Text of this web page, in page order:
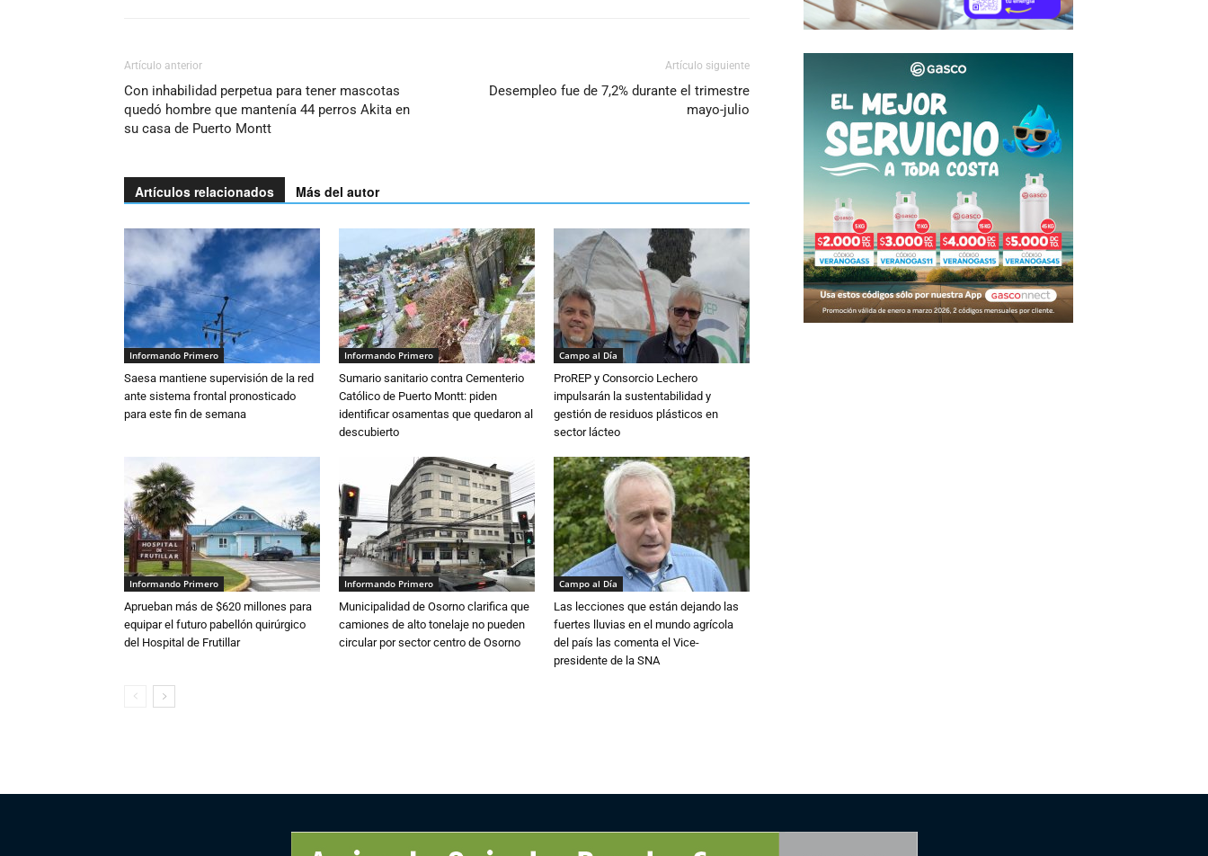
Artículo anterior
Con inhabilidad perpetua para tener mascotas
quedó hombre que mantenía 44 perros Akita en
su casa de Puerto Montt
Artículo siguiente
Desempleo fue de 7,2% durante el trimestre
mayo-julio
Artículos relacionados Más del autor
Informando Primero
Saesa mantiene supervisión de la red
ante sistema frontal pronosticado
para este fin de semana
Informando Primero
Sumario sanitario contra Cementerio
Católico de Puerto Montt: piden
identificar osamentas que quedaron al
descubierto
Campo al Día
ProREP y Consorcio Lechero
impulsarán la sustentabilidad y
gestión de residuos plásticos en
sector lácteo
Informando Primero
Aprueban más de $620 millones para
equipar el futuro pabellón quirúrgico
del Hospital de Frutillar
Informando Primero
Municipalidad de Osorno clarifica que
camiones de alto tonelaje no pueden
circular por sector centro de Osorno
Campo al Día
Las lecciones que están dejando las
fuertes lluvias en el mundo agrícola
del país las comenta el Vice-
presidente de la SNA